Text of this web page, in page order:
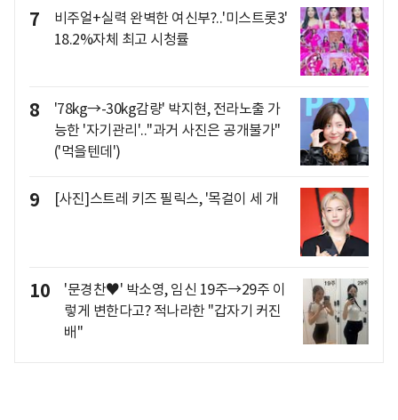
7
비주얼+실력 완벽한 여신부?..'미스트롯3'
18.2%자체 최고 시청률
8
'78kg→-30kg감량' 박지현, 전라노출 가
능한 '자기관리'.."과거 사진은 공개불가"
('먹을텐데')
9 [사진]스트레 키즈 필릭스, '목걸이 세 개
10
'문경찬♥' 박소영, 임신 19주→29주 이
렇게 변한다고? 적나라한 "갑자기 커진
배"